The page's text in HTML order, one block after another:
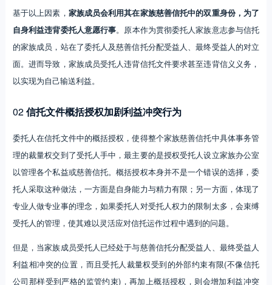
基于以上因素， 家族成员会利用其在家族慈善信托中的双重身份，为了
自身利益违背委托人意愿行事。原本作为贯彻委托人家族意志参与信托
的家族成员，站在了委托人及慈善信托分配受益人、最终受益人的对立
面。进而导致，家族成员受托人违背信托文件要求甚至违背信义义务，
以实现为自己输送利益。
02信托文件概括授权加剧利益冲突行为
委托人在信托文件中的概括授权，使得整个家族慈善信托中具体事务管
理的裁量权交到了受托人手中，最主要的是授权受托人设立家族办公室
以管理各个私益或慈善信托。概括授权本身并不是一个错误的选择，委
托人采取这种做法，一方面是自身能力与精力有限；另一方面，体现了
专业人做专业事的理念，如果委托人对受托人权力的限制太多，会束缚
受托人的管理，使其难以灵活应对信托运作过程中遇到的问题。
但是，当家族成员受托人已经处于与慈善信托分配受益人、最终受益人
利益相冲突的位置，而且受托人裁量权受到的外部约束有限(不像信托
公司那样受到严格的监管约束)，再加上概括授权，则会增加利益冲突